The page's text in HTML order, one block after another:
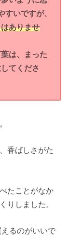
いですが、
ありませ
は、まった
てくださ
香ばしさがた
たことがなか
りしました。
るのがいいで